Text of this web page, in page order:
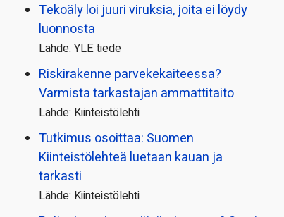
Tekoäly loi juuri viruksia, joita ei löydy
luonnosta
Lähde: YLE tiede
Riskirakenne parvekekaiteessa?
Varmista tarkastajan ammattitaito
Lähde: Kiinteistölehti
Tutkimus osoittaa: Suomen
Kiinteistölehteä luetaan kauan ja
tarkasti
Lähde: Kiinteistölehti